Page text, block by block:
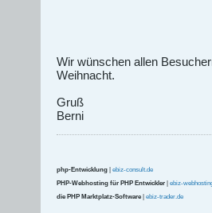
Wir wünschen allen
Weihnacht.
Gruß
Berni
php-Entwicklung
ebiz-consult.de
PHP-Webhosting für PHP Entwickler
ebiz-
die PHP Marktplatz-Software
ebiz-trader.de